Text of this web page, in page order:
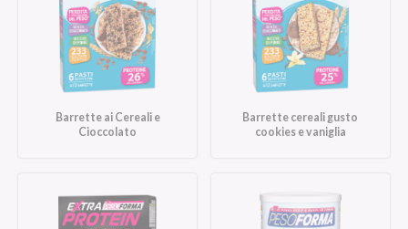
Barrette ai Cereali e
Cioccolato
Barrette cereali gusto
cookies e vaniglia